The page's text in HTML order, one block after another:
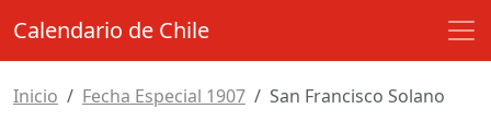
Calendario de Chile
Inicio Fecha Especial 1907 San Francisco Solano